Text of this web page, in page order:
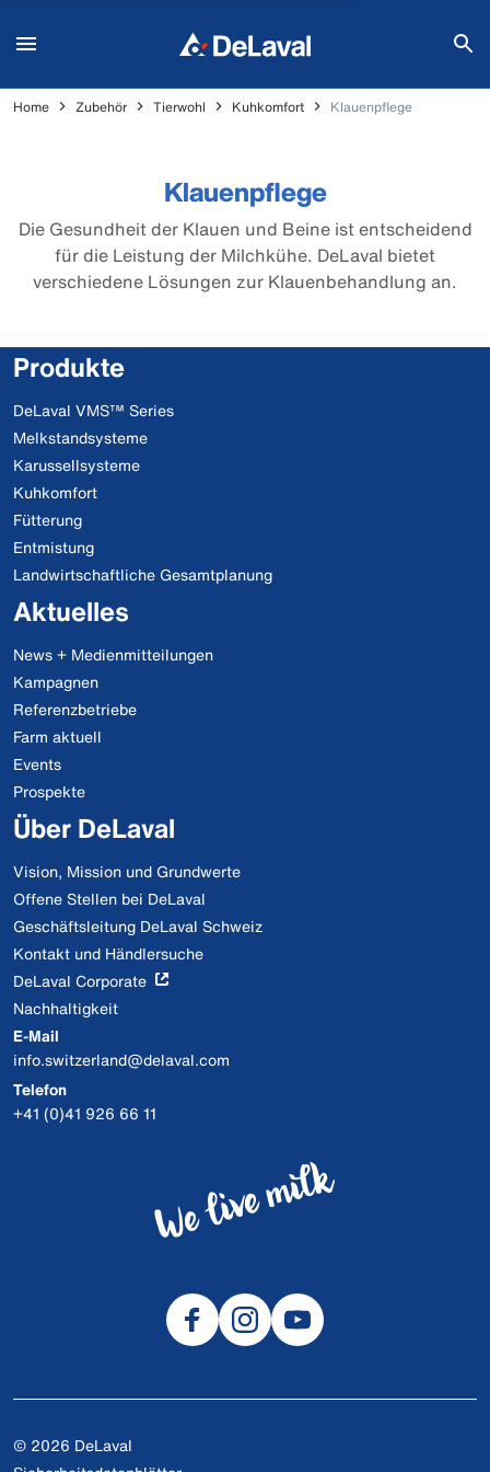
Home Zubehör Tierwohl Kuhkomfort Klauenpflege
Klauenpflege
Die Gesundheit der Klauen und Beine ist entscheidend
für die Leistung der Milchkühe. DeLaval bietet
verschiedene Lösungen zur Klauenbehandlung an.
Produkte
DeLaval VMS™ Series
Melkstandsysteme
Karussellsysteme
Kuhkomfort
Fütterung
Entmistung
Landwirtschaftliche Gesamtplanung
Aktuelles
News + Medienmitteilungen
Kampagnen
Referenzbetriebe
Farm aktuell
Events
Prospekte
Über DeLaval
Vision, Mission und Grundwerte
Offene Stellen bei DeLaval
Geschäftsleitung DeLaval Schweiz
Kontakt und Händlersuche
DeLaval Corporate
Nachhaltigkeit
E-Mail
info.switzerland@delaval.com
Telefon
+41 (0)41 926 66 11
© 2026 DeLaval